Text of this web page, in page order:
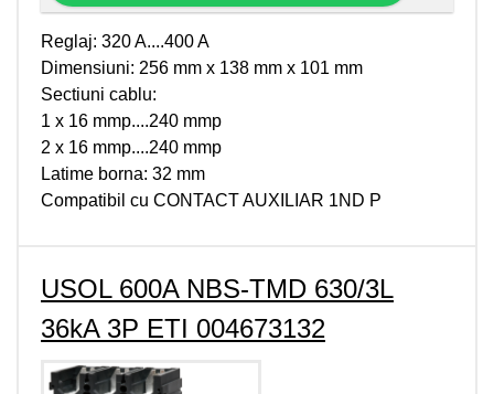
Reglaj: 320 A....400 A
Dimensiuni: 256 mm x 138 mm x 101 mm
Sectiuni cablu:
1 x 16 mmp....240 mmp
2 x 16 mmp....240 mmp
Latime borna: 32 mm
Compatibil cu CONTACT AUXILIAR 1ND P
USOL 600A NBS-TMD 630/3L
36kA 3P ETI 004673132